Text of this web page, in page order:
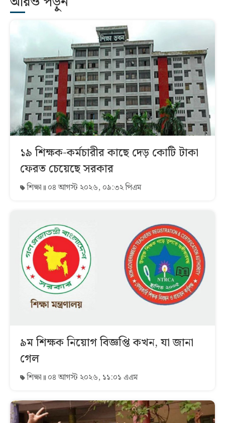
১৯ শিক্ষক-কর্মচারীর কাছে দেড় কোটি টাকা
ফেরত চেয়েছে সরকার
শিক্ষা ০৪ আগস্ট ২০২৬, ০৯:৩২ পিএম
৯ম শিক্ষক নিয়োগ বিজ্ঞপ্তি কখন, যা জানা
গেল
শিক্ষা ০৪ আগস্ট ২০২৬, ১১:০১ এএম